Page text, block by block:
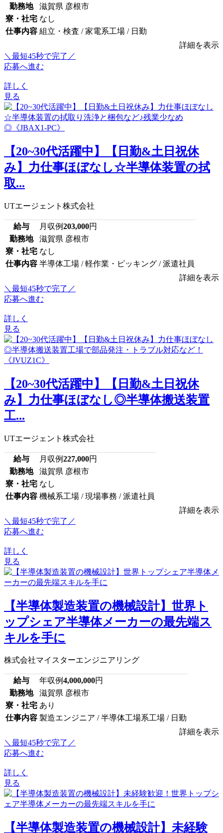
勤務地
滋賀県 彦根市
寮・社宅 なし
仕事内容 組立・検査 / 家電系工場 / 日勤
詳細を表示
＼最短45秒で完了／
応募へ進む
詳しく
見る
【20~30代活躍中】【日勤&土日祝休
み】力仕事ほぼなし☆半導体装置の拭
取...
UTエージェント株式会社
給与 月収例203,000円
勤務地
滋賀県 彦根市
寮・社宅 なし
仕事内容 半導体工場 / 軽作業・ピッキング / 派遣社員
詳細を表示
＼最短45秒で完了／
応募へ進む
詳しく
見る
【20~30代活躍中】【日勤&土日祝休
み】力仕事ほぼなし◎半導体搬送装置
工...
UTエージェント株式会社
給与 月収例227,000円
勤務地
滋賀県 彦根市
寮・社宅 なし
仕事内容 機械系工場 / 現場事務 / 派遣社員
詳細を表示
＼最短45秒で完了／
応募へ進む
詳しく
見る
【半導体製造装置の機械設計】世界ト
ップシェア半導体メーカーの最先端ス
キルを手に
株式会社マイスターエンジニアリング
給与 年収例4,000,000円
勤務地
滋賀県 彦根市
寮・社宅 あり
仕事内容 製造エンジニア / 半導体工場系工場 / 日勤
詳細を表示
＼最短45秒で完了／
応募へ進む
詳しく
見る
【半導体製造装置の機械設計】未経験